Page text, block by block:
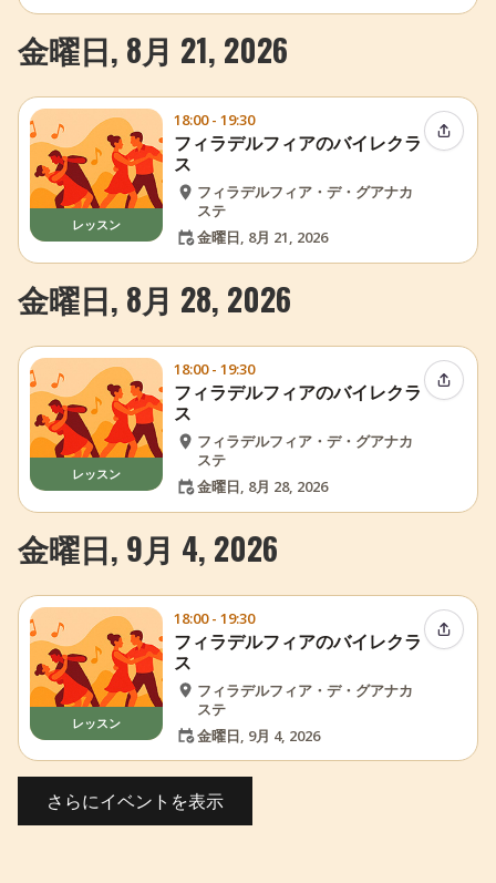
金曜日, 8月 21, 2026
レッスン
18:00 - 19:30
フィラデルフィアのバイレクラ
ス
フィラデルフィア・デ・グアナカ
ステ
金曜日, 8月 21, 2026
イベン
金曜日, 8月 28, 2026
レッスン
18:00 - 19:30
フィラデルフィアのバイレクラ
ス
フィラデルフィア・デ・グアナカ
ステ
金曜日, 8月 28, 2026
イベン
金曜日, 9月 4, 2026
レッスン
18:00 - 19:30
フィラデルフィアのバイレクラ
ス
フィラデルフィア・デ・グアナカ
ステ
金曜日, 9月 4, 2026
イベン
さらにイベントを表示